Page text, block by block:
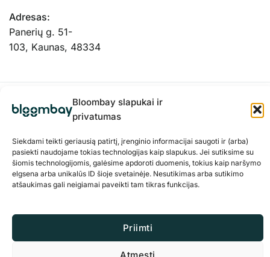
Bloombay slapukai ir
privatumas
Siekdami teikti geriausią patirtį, įrenginio informacijai saugoti ir (arba)
pasiekti naudojame tokias technologijas kaip slapukus. Jei sutiksime su
šiomis technologijomis, galėsime apdoroti duomenis, tokius kaip naršymo
elgsena arba unikalūs ID šioje svetainėje. Nesutikimas arba sutikimo
atšaukimas gali neigiamai paveikti tam tikras funkcijas.
Priimti
Adresas:
Panerių g. 51-
103, Kaunas, 48334
Privatumo politika Slapukai